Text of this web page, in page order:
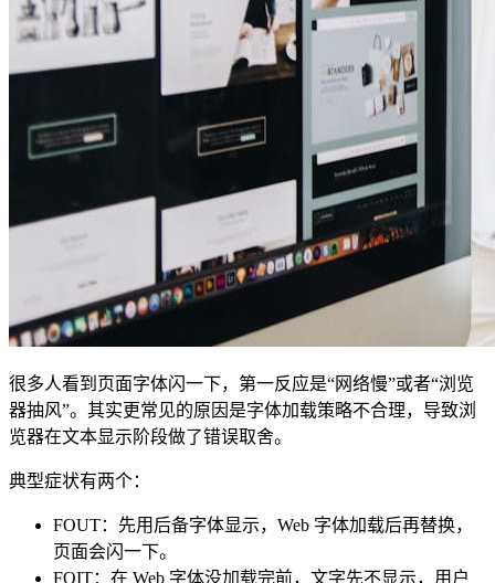
很多人看到页面字体闪一下，第一反应是“网络慢”或者“浏览
器抽风”。其实更常见的原因是字体加载策略不合理，导致浏
览器在文本显示阶段做了错误取舍。
典型症状有两个：
FOUT：先用后备字体显示，Web 字体加载后再替换，
页面会闪一下。
FOIT：在 Web 字体没加载完前，文字先不显示，用户